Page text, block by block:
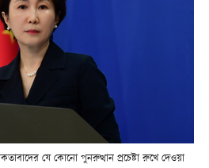
যে কোনো পুনরুত্থান প্রচেষ্টা রুখে দেওয়া